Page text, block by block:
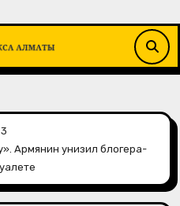
3
Армянин унизил блогера-